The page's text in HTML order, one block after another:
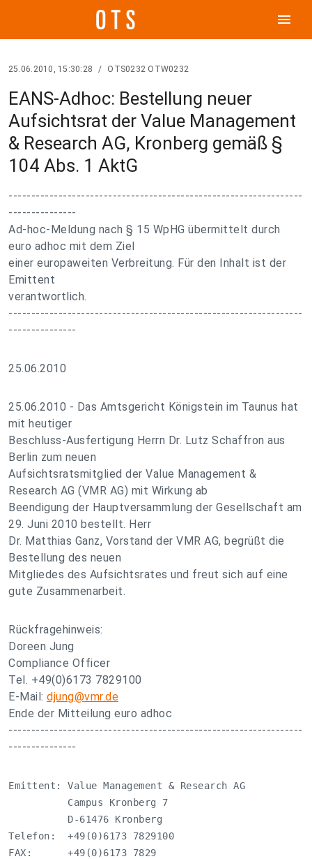
menu
25.06.2010, 15:30:28 / OTS0232 OTW0232
EANS-Adhoc: Bestellung neuer
Aufsichtsrat der Value Management
& Research AG, Kronberg gemäß §
104 Abs. 1 AktG
-----------------------------------------------------------------
---------------
Ad-hoc-Meldung nach § 15 WpHG übermittelt durch
euro adhoc mit dem Ziel
einer europaweiten Verbreitung. Für den Inhalt ist der
Emittent
verantwortlich.
-----------------------------------------------------------------
---------------
25.06.2010
25.06.2010 - Das Amtsgericht Königstein im Taunus hat
mit heutiger
Beschluss-Ausfertigung Herrn Dr. Lutz Schaffron aus
Berlin zum neuen
Aufsichtsratsmitglied der Value Management &
Research AG (VMR AG) mit Wirkung ab
Beendigung der Hauptversammlung der Gesellschaft am
29. Juni 2010 bestellt. Herr
Dr. Matthias Ganz, Vorstand der VMR AG, begrüßt die
Bestellung des neuen
Mitgliedes des Aufsichtsrates und freut sich auf eine
gute Zusammenarbeit.
Rückfragehinweis:
Doreen Jung
Compliance Officer
Tel. +49(0)6173 7829100
E-Mail: djung@vmr.de
Ende der Mitteilung euro adhoc
-----------------------------------------------------------------
---------------
Emittent: Value Management & Research AG
          Campus Kronberg 7
          D-61476 Kronberg
Telefon:  +49(0)6173 7829100
FAX:      +49(0)6173 7829